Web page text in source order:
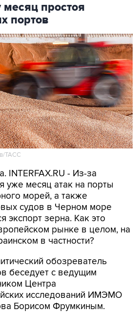
простоя
портов
ТАСС
INTERFAX.RU - Из-за
уже месяц атак на порты
морей, а также
судов в Черном море
экспорт зерна. Как это
рынке в целом, на
в частности?
обозреватель
беседует с ведущим
Центра
исследований ИМЭМО
Борисом Фрумкиным.